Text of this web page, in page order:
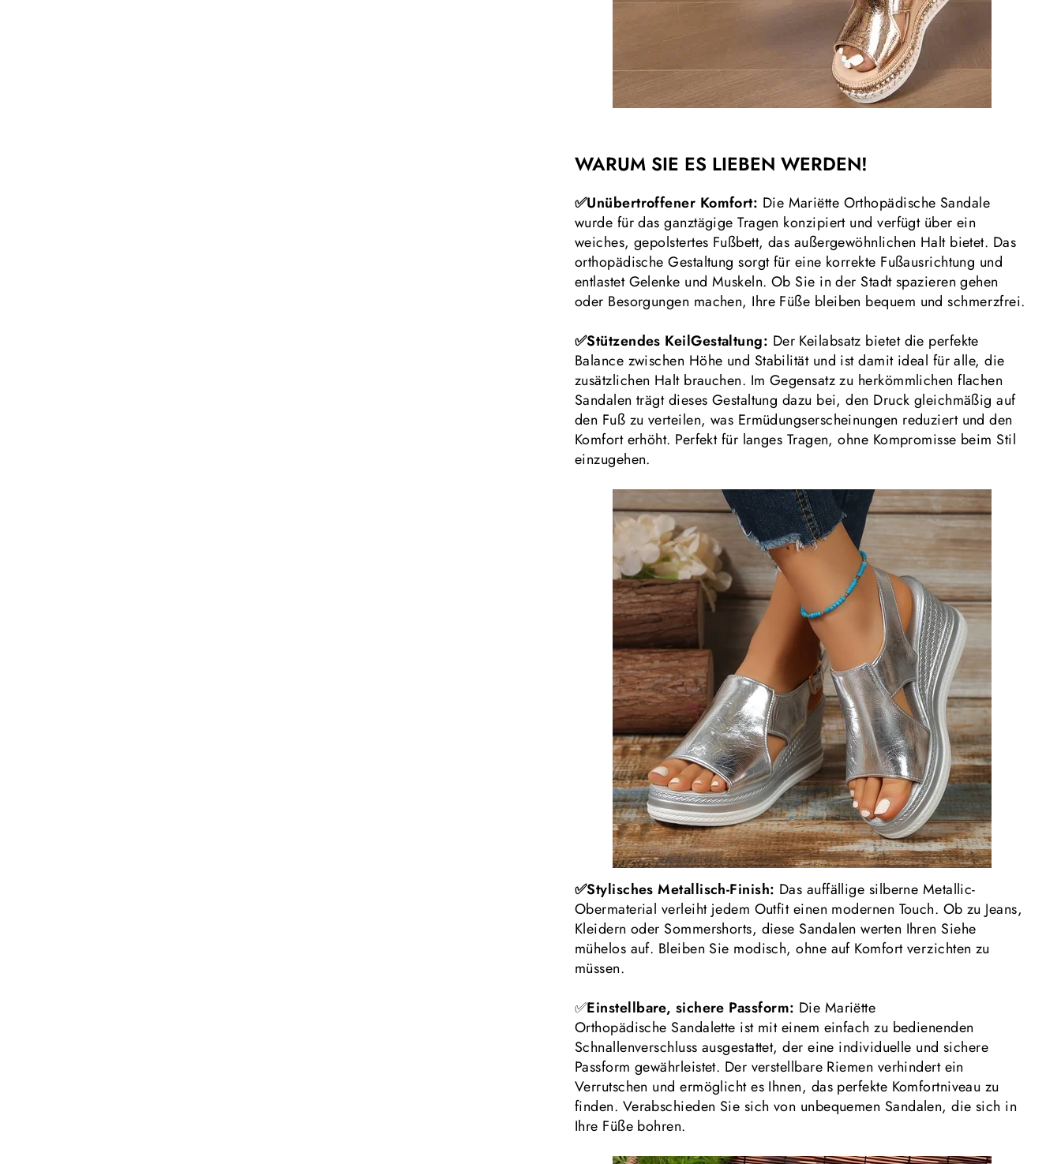
WARUM SIE ES LIEBEN WERDEN!
✅Unübertroffener Komfort: Die Mariëtte Orthopädische Sandale
wurde für das ganztägige Tragen konzipiert und verfügt über ein
weiches, gepolstertes Fußbett, das außergewöhnlichen Halt bietet. Das
orthopädische Gestaltung sorgt für eine korrekte Fußausrichtung und
entlastet Gelenke und Muskeln. Ob Sie in der Stadt spazieren gehen
oder Besorgungen machen, Ihre Füße bleiben bequem und schmerzfrei.
✅Stützendes KeilGestaltung: Der Keilabsatz bietet die perfekte
Balance zwischen Höhe und Stabilität und ist damit ideal für alle, die
zusätzlichen Halt brauchen. Im Gegensatz zu herkömmlichen flachen
Sandalen trägt dieses Gestaltung dazu bei, den Druck gleichmäßig auf
den Fuß zu verteilen, was Ermüdungserscheinungen reduziert und den
Komfort erhöht. Perfekt für langes Tragen, ohne Kompromisse beim Stil
einzugehen.
✅Stylisches Metallisch-Finish: Das auffällige silberne Metallic-
Obermaterial verleiht jedem Outfit einen modernen Touch. Ob zu Jeans,
Kleidern oder Sommershorts, diese Sandalen werten Ihren Siehe
mühelos auf. Bleiben Sie modisch, ohne auf Komfort verzichten zu
müssen.
✅Einstellbare, sichere Passform: Die Mariëtte
Orthopädische Sandalette ist mit einem einfach zu bedienenden
Schnallenverschluss ausgestattet, der eine individuelle und sichere
Passform gewährleistet. Der verstellbare Riemen verhindert ein
Verrutschen und ermöglicht es Ihnen, das perfekte Komfortniveau zu
finden. Verabschieden Sie sich von unbequemen Sandalen, die sich in
Ihre Füße bohren.